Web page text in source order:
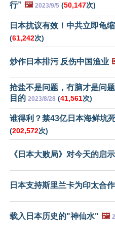
行” 🖼️ 2023/9/5 (50,147次)
日本抗议有效！中共立即龟
(61,242次)
炒作日本排污 反伤中国渔业
抢盐不是问题，冇脑才是问
目的 2023/8/28 (41,561次)
谁得利？禁43亿日本海鲜坑
(202,572次)
《日本大败局》对今天的启示
日本支持斯里兰卡为印太合
载入日本历史的"神仙水" 🖼️